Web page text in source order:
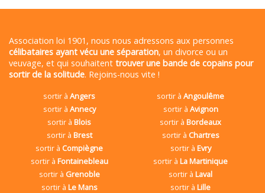
Association loi 1901, nous nous adressons aux personnes
célibataires ayant vécu une séparation, un divorce ou un
veuvage, et qui souhaitent trouver une bande de copains pour
sortir de la solitude. Rejoins-nous vite !
sortir àAngers sortir àAngoulême
sortir à Annecy sortir à Avignon
sortir àBlois sortir àBordeaux
sortir à Brest sortir à Chartres
sortir à Compiègne sortir à Evry
sortir à Fontainebleau sortir àLa Martinique
sortir à Grenoble sortir àLaval
sortir à Le Mans sortir àLille